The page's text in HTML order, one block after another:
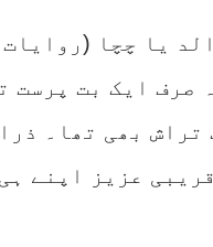
یا چچا (روایات
صرف ایک بت پرست
تراش بھی تھا۔
عزیز اپنے